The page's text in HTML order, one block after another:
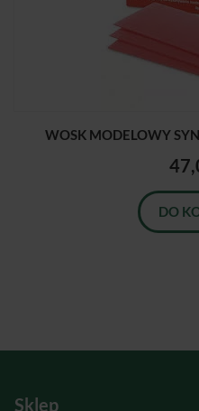
WOSK MODELOWY
DO
Sklep